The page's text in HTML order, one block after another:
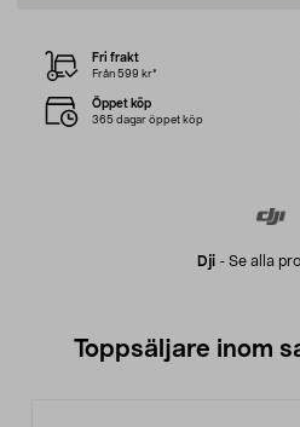
Dji - Se alla
Fri frakt
Från 599 kr*
Öppet köp
365 dagar öppet köp
Toppsäljare inom